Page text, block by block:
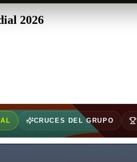
2026
CRUCES DEL GRUPO